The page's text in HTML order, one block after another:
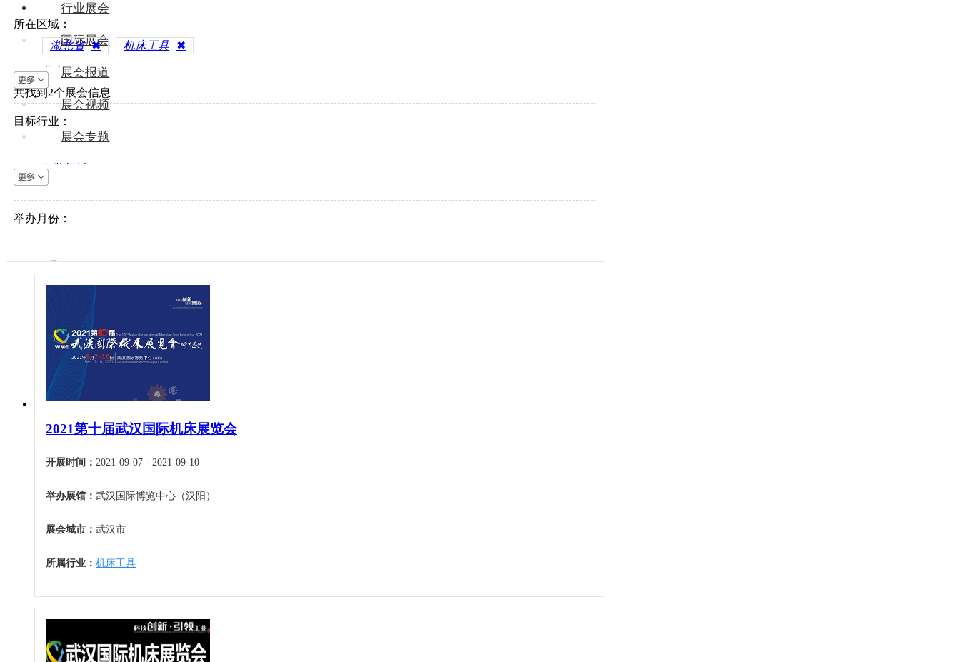
行业展会
国际展会
展会报道
展会视频
展会专题
湖北省 ✖ 机床工具 ✖
共找到2个展会信息
所在区域：
北京
上海
天津
重庆
山西
内蒙古
辽宁
黑龙江
江苏
安徽
福建
江西
山东
湖北
湖南
广西
贵州
西藏
甘肃
目标行业：
包装机械
电梯设备
电子制造
供水处理
轨道交通
机床工具
建材机械
暖通空调
起重机械
汽车制造
物流仓储
烟草机械
医疗设备
举办月份：
1月
2月
4月
5月
6月
7月
9月
10月
12月
2021第十届武汉国际机床展览会
开展时间： 2021-09-07 - 2021-09-10
举办展馆： 武汉国际博览中心（汉阳）
展会城市： 武汉市
所属行业： 机床工具